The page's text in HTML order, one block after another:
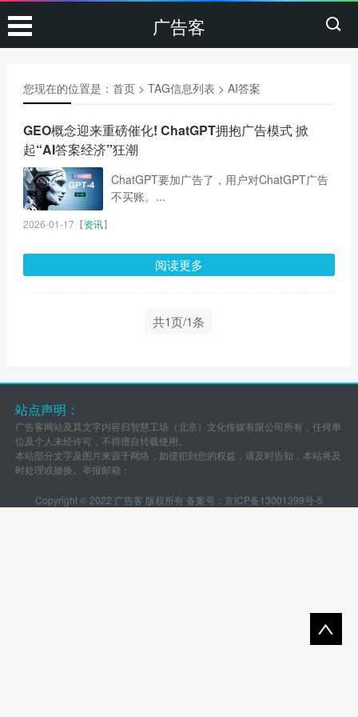
广告客
您现在的位置是： 首页> TAG信息列表 > AI答案
GEO概念迎来重磅催化! ChatGPT拥抱广告模式 掀
起“AI答案经济”狂潮
ChatGPT要加广告了，用户对ChatGPT广告
不买账。...
2026-01-17【资讯】
阅读更多
共1页/1条
站点声明：
广告客网站及其文字内容归智慧工场（北京）文化传媒有限公司所有，任何单
位及个人未经许可，不得擅自转载使用。
本站部分文字及图片来源于网络，如侵犯到您的权益，请及时告知，本站将及
时处理或撤换。举报邮箱：
Copyright © 2022 广告客 版权所有 备案号： 京ICP备13001399号-5